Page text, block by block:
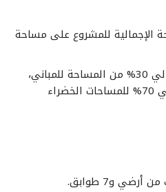
الإجمالية للمشروع على مساحة
البنية: تم تخصيص حوالي 30% من المساحة للمباني،
بينما تم تخصيص حوالي 70% للمساحات الخضراء
و7 طوابق.